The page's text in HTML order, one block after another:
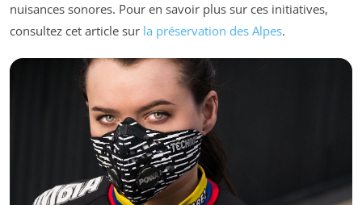
nuisances sonores. Pour en savoir plus sur ces initiatives,
consultez cet article sur la préservation des Alpes.